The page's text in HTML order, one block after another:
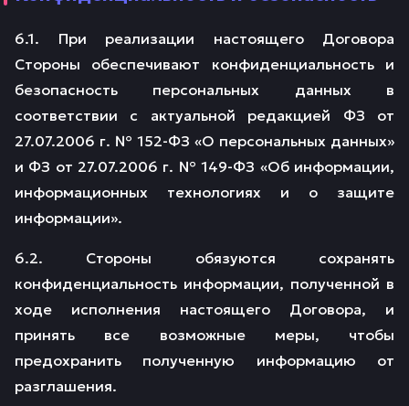
6.1. При реализации настоящего Договора
Стороны обеспечивают конфиденциальность и
безопасность персональных данных в
соответствии с актуальной редакцией ФЗ от
27.07.2006 г. № 152-ФЗ «О персональных данных»
и ФЗ от 27.07.2006 г. № 149-ФЗ «Об информации,
информационных технологиях и о защите
информации».
6.2. Стороны обязуются сохранять
конфиденциальность информации, полученной в
ходе исполнения настоящего Договора, и
принять все возможные меры, чтобы
предохранить полученную информацию от
разглашения.